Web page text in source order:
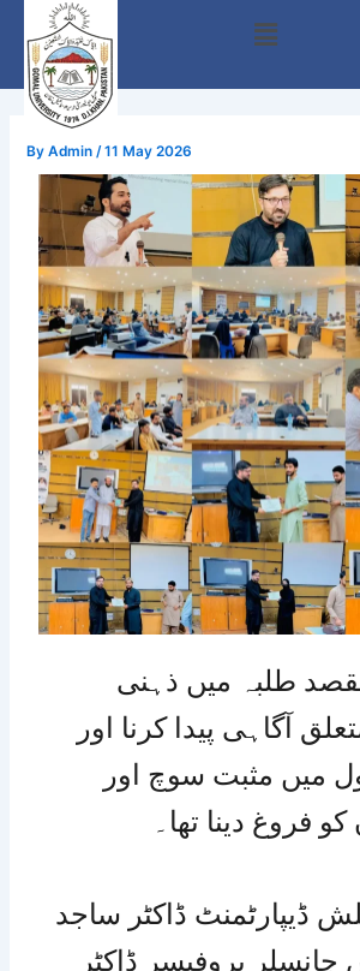
content
Menu
ByAdmin /11 May 2026
طلبہ میں ذہنی
آگاہی پیدا کرنا اور
میں مثبت سوچ اور
فروغ دینا تھا۔
ڈیپارٹمنٹ ڈاکٹر ساجد
چانسلر پروفیسر ڈاکٹر